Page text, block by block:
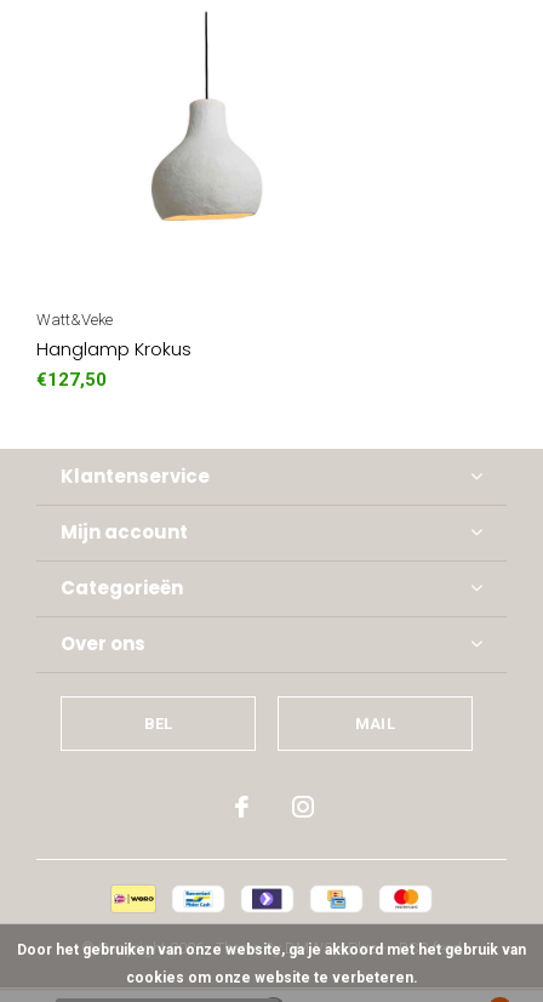
Watt&Veke
Hanglamp Krokus
€127,50
Klantenservice
Mijn account
Categorieën
Over ons
BEL MAIL
© Copyright2026- Theme ByDMWSxPlus+ -RSS-feed
Door het gebruiken van onze website, ga je akkoord met het gebruik van
cookies om onze website te verbeteren.